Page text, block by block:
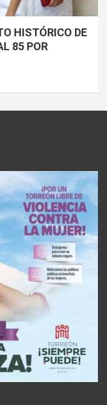
HISTÓRICO DE
85 POR